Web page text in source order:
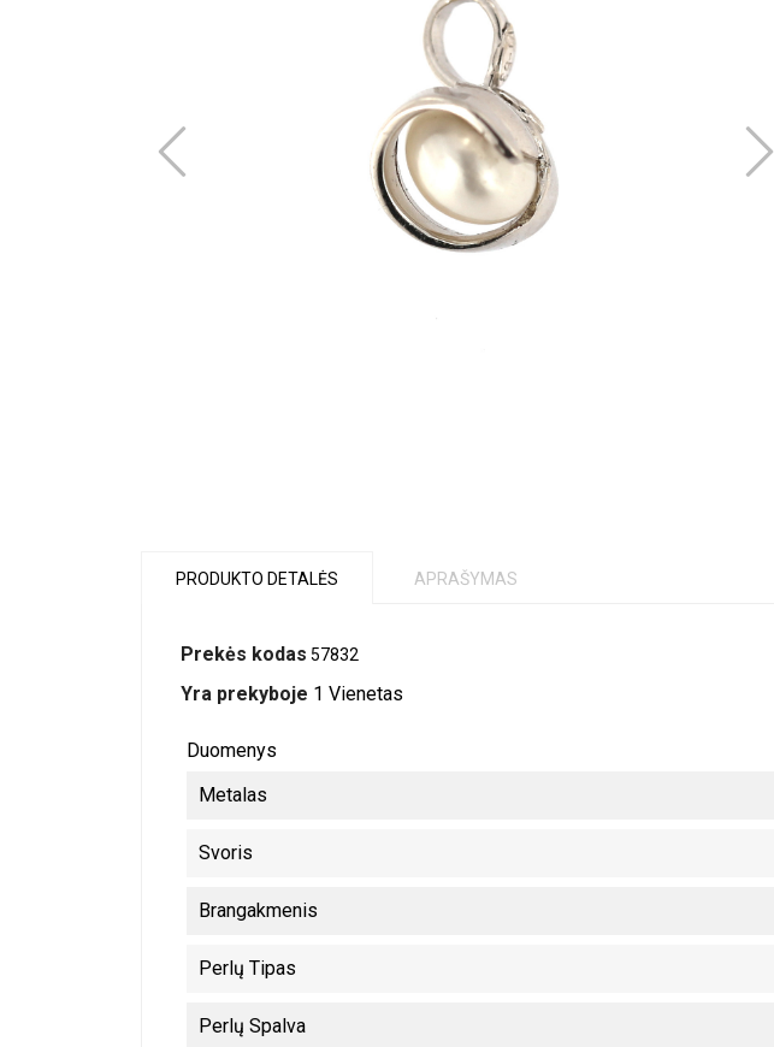
PRODUKTO DETALĖS APRAŠYMAS
Prekės kodas 57832
Yra prekyboje 1 Vienetas
Duomenys
Metalas
Svoris
Brangakmenis
Perlų Tipas
Perlų Spalva